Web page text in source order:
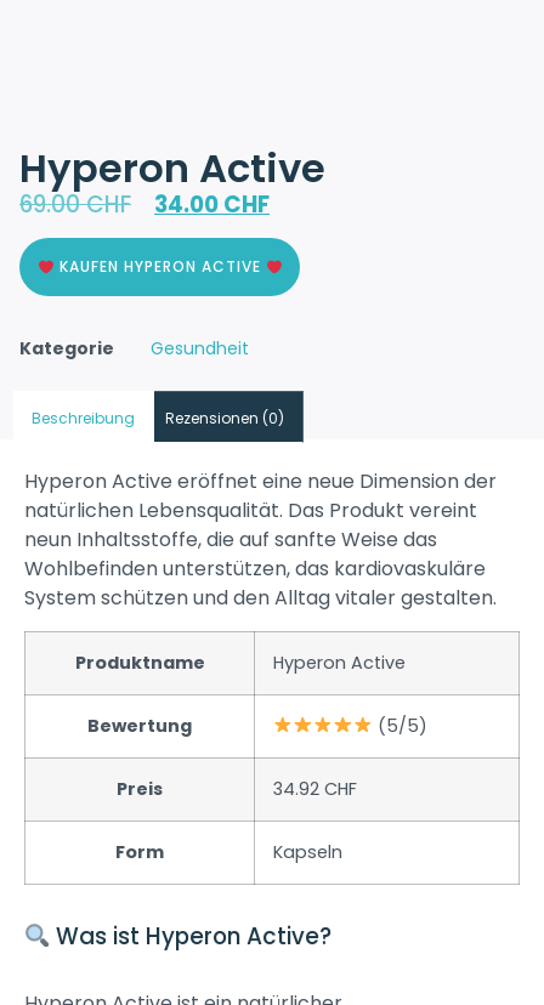
Hyperon Active
69.00CHF 34.00CHF
KAUFEN HYPERON ACTIVE
Kategorie Gesundheit
Beschreibung Rezensionen (0)
Hyperon Active eröffnet eine neue Dimension der
natürlichen Lebensqualität. Das Produkt vereint
neun Inhaltsstoffe, die auf sanfte Weise das
Wohlbefinden unterstützen, das kardiovaskuläre
System schützen und den Alltag vitaler gestalten.
Produktname Hyperon Active
Bewertung (5/5)
Preis 34.92 CHF
Form Kapseln
Was ist Hyperon Active?